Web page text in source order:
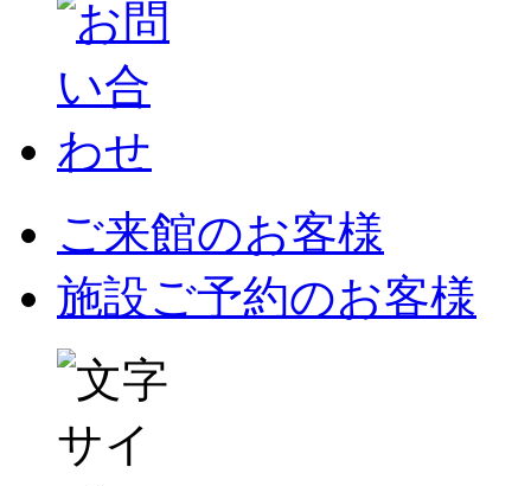
ご来館のお客様
施設ご予約のお客様